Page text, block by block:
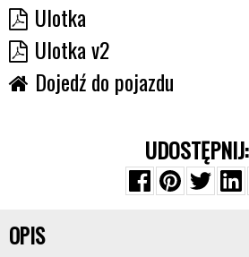
Ulotka
Ulotka v2
Dojedź do pojazdu
UDOSTĘPNIJ:
OPIS